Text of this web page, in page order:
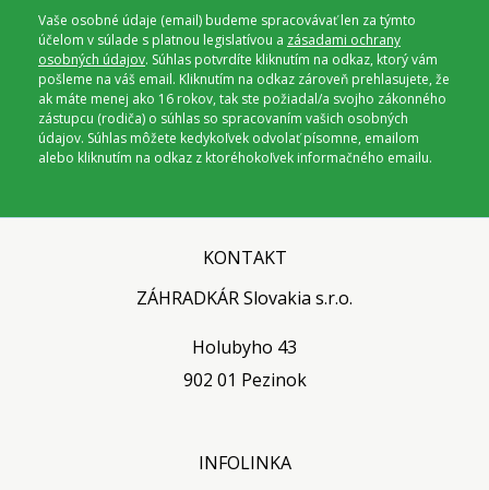
Vaše osobné údaje (email) budeme spracovávať len za týmto
účelom v súlade s platnou legislatívou a zásadami ochrany
osobných údajov. Súhlas potvrdíte kliknutím na odkaz, ktorý vám
pošleme na váš email. Kliknutím na odkaz zároveň prehlasujete, že
ak máte menej ako 16 rokov, tak ste požiadal/a svojho zákonného
zástupcu (rodiča) o súhlas so spracovaním vašich osobných
údajov. Súhlas môžete kedykoľvek odvolať písomne, emailom
alebo kliknutím na odkaz z ktoréhokoľvek informačného emailu.
KONTAKT
ZÁHRADKÁR Slovakia s.r.o.
Holubyho 43
902 01 Pezinok
INFOLINKA